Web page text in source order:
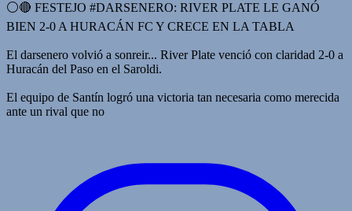
⚪️🔴 FESTEJO #DARSENERO: RIVER PLATE LE GANÓ
BIEN 2-0 A HURACÁN FC Y CRECE EN LA TABLA
El darsenero volvió a sonreir... River Plate venció con claridad 2-0 a
Huracán del Paso en el Saroldi.
El equipo de Santín logró una victoria tan necesaria como merecida
ante un rival que no